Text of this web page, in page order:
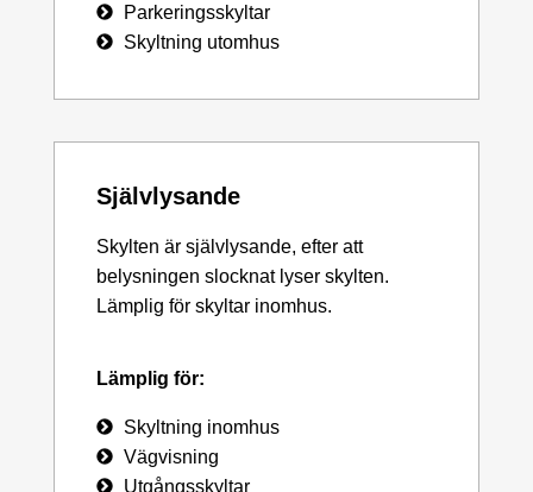
Parkeringsskyltar
Skyltning utomhus
Självlysande
Skylten är självlysande, efter att
belysningen slocknat lyser skylten.
Lämplig för skyltar inomhus.
Lämplig för:
Skyltning inomhus
Vägvisning
Utgångsskyltar